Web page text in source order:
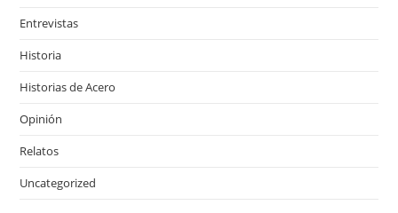
Entrevistas
Historia
Historias de Acero
Opinión
Relatos
Uncategorized